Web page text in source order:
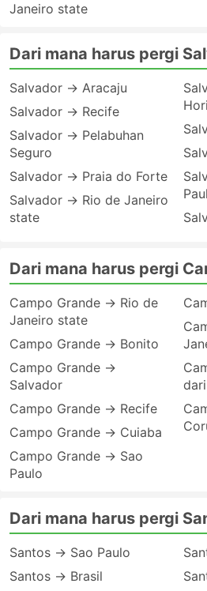
Janeiro state
Dari mana harus pergi
Salvador → Aracaju
Salvador → Recife
Salvador → Pelabuhan
Seguro
Salvador → Praia do Forte
Salvador → Rio de Janeiro
state
Dari mana harus pergi
Campo Grande → Rio de
Janeiro state
Campo Grande → Bonito
Campo Grande →
Salvador
Campo Grande → Recife
Campo Grande → Cuiaba
Campo Grande → Sao
Paulo
Dari mana harus pergi
Santos → Sao Paulo
Santos → Brasil